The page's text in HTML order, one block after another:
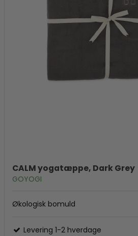
CALM yogatæppe, Dark Grey
GOYOGI
Økologisk bomuld
Levering 1-2 hverdage